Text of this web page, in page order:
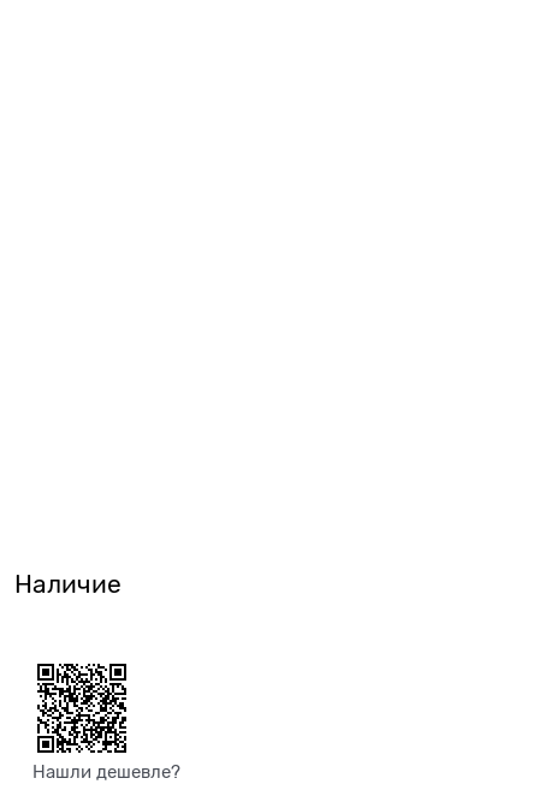
Наличие
Нашли дешевле?